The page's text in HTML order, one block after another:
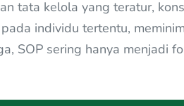
tata kelola yang teratur,
individu tertentu,
SOP sering hanya menjadi